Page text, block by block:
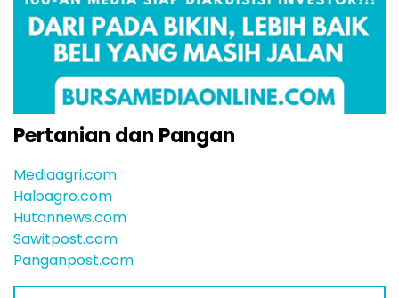
Pertanian dan Pangan
Mediaagri.com
Haloagro.com
Hutannews.com
Sawitpost.com
Panganpost.com